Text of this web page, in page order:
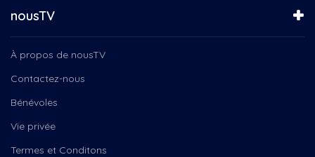
nousTV
À propos de nousTV
Contactez-nous
Bénévoles
Vie privée
Termes et Conditons